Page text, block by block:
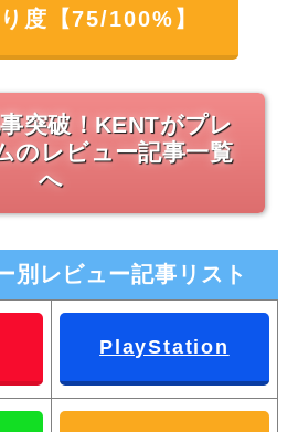
度【75/100%】
突破！KENTがプレ
のレビュー記事一覧
へ
別レビュー記事リスト
PlayStation